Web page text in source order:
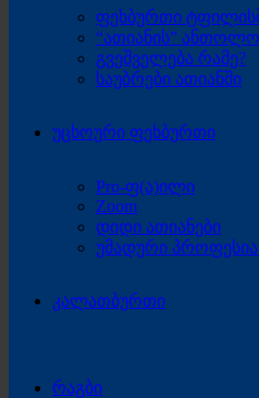
ფეხბურთი
“ათიანის”
გვეშველება რამე?
საუბრები ათიანში
უცხოური ფეხბურთი
Pro-ფ(ა)ილი
Zoom
დიდი ათიანები
უმადური
კალათბურთი
რაგბი